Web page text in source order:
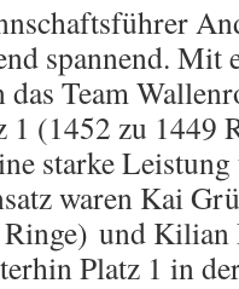
spannend.
Team
1 (1452 zu 1449
starke
waren Kai
und Kilian
Platz 1 in